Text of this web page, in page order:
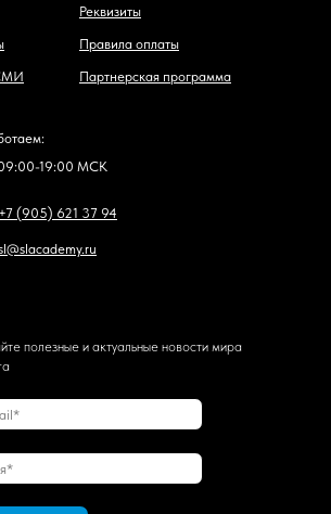
полезные и актуальные новости мира
19:00 МСК
+7 (905) 621 37 94
Реквизиты
Правила оплаты
Партнерская программа